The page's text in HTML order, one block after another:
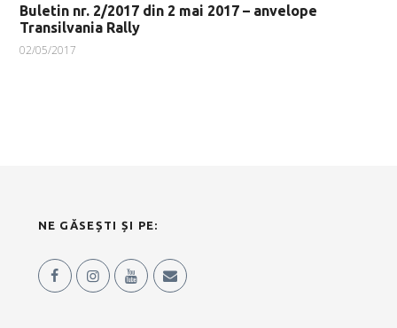
Buletin nr. 2/2017 din 2 mai 2017 – anvelope
Transilvania Rally
02/05/2017
NE GĂSEȘTI ȘI PE: